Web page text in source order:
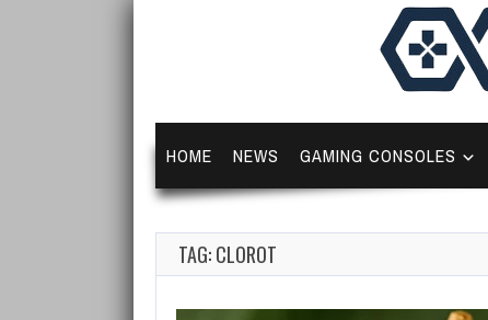
HOME NEWS GAMING CONSOLES
TAG: CLOROT